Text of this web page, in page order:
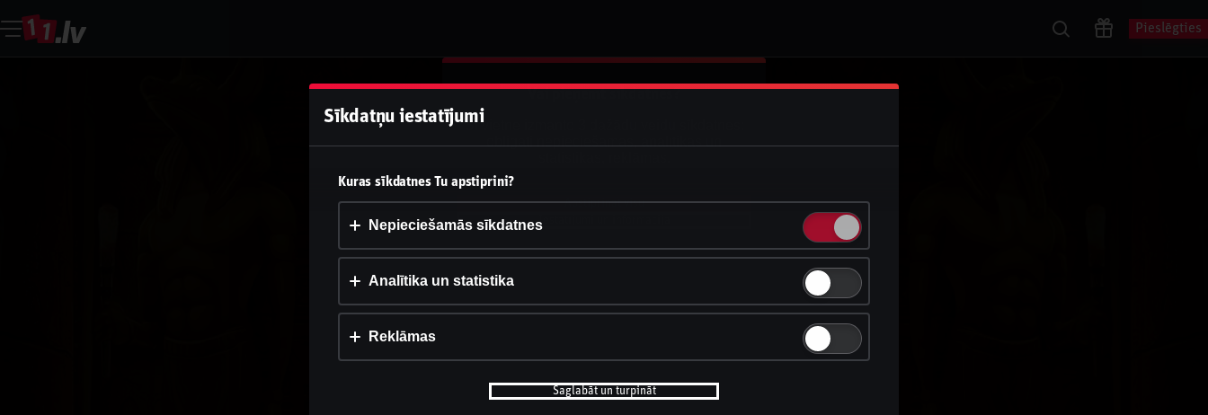
Pieslēgties
Vai pieņemt sīkdatnes?
Šī vietne izmanto 3 dažādu veidu sīkdatnes:
Apstiprināt visu
Iestatījumi un informācija
Sīkdatņu iestatījumi
Kuras sīkdatnes Tu apstiprini?
Nepieciešamās sīkdatnes
Analītika un statistika
Reklāmas
Saglabāt un turpināt